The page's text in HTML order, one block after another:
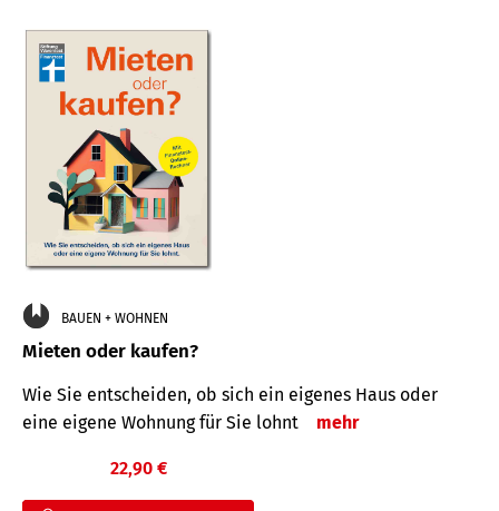
BAUEN + WOHNEN
Mieten oder kaufen?
Wie Sie entscheiden, ob sich ein eigenes Haus oder
eine eigene Wohnung für Sie lohnt
mehr
22,90 €